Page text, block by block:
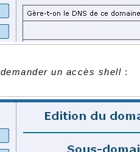
demander un accès shell :